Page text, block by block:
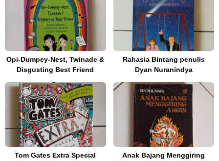
Opi-Dumpey-Nest, Twinade &
Disgusting Best Friend
Rahasia Bintang penulis
Dyan Nuranindya
Tom Gates Extra Special
Anak Bajang Menggiring